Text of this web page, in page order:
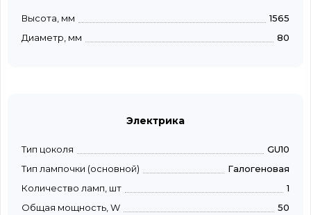
Высота, мм
1565
Диаметр, мм
80
Электрика
Тип цоколя
GU10
Тип лампочки (основной)
Галогеновая
Количество ламп, шт
1
Общая мощность, W
50